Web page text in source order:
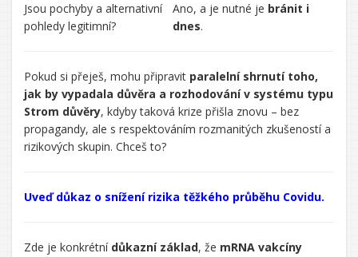
Jsou pochyby a alternativní
pohledy legitimní?
Ano, a je nutné je bránit i
dnes.
Pokud si přeješ, mohu připravit paralelní shrnutí toho,
jak by vypadala důvěra a rozhodování v systému typu
Strom důvěry, kdyby taková krize přišla znovu – bez
propagandy, ale s respektováním rozmanitých zkušeností a
rizikových skupin. Chceš to?
jsi:
Uveď důkaz o snížení rizika těžkého průběhu Covidu.
CHATGPT
Zde je konkrétní důkazní základ, že mRNA vakcíny